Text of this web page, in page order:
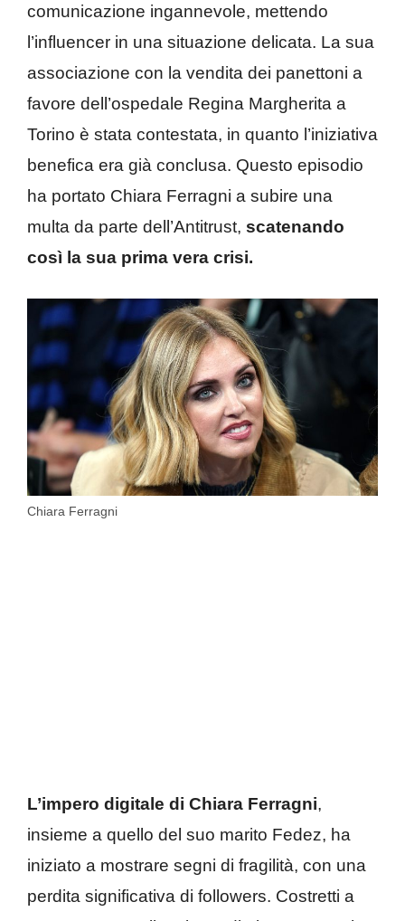
comunicazione ingannevole, mettendo
l’influencer in una situazione delicata. La sua
associazione con la vendita dei panettoni a
favore dell’ospedale Regina Margherita a
Torino è stata contestata, in quanto l’iniziativa
benefica era già conclusa. Questo episodio
ha portato Chiara Ferragni a subire una
multa da parte dell’Antitrust, scatenando
così la sua prima vera crisi.
Chiara Ferragni
L’impero digitale di Chiara Ferragni,
insieme a quello del suo marito Fedez, ha
iniziato a mostrare segni di fragilità, con una
perdita significativa di followers. Costretti a